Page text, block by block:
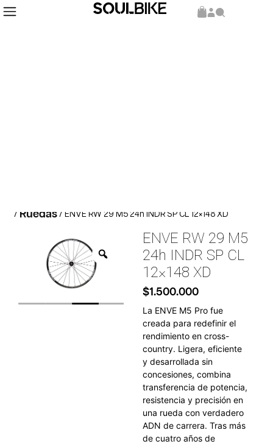
/ Ruedas / ENVE RW 29 M5 24h INDR SP CL 12×148 XD
ENVE RW 29 M5
24h INDR SP CL
12×148 XD
$1.500.000
La ENVE M5 Pro fue
creada para redefinir el
rendimiento en cross-
country. Ligera, eficiente
y desarrollada sin
concesiones, combina
transferencia de potencia,
resistencia y precisión en
una rueda con verdadero
ADN de carrera. Tras más
de cuatro años de